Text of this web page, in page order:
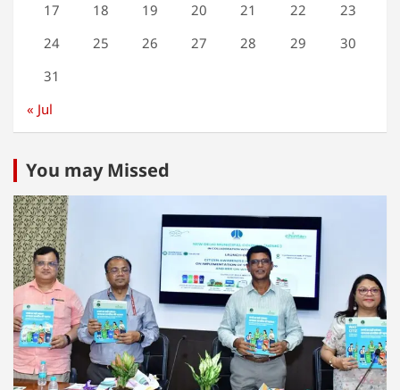
17
18 19 20 21 22
23
24
25 26 27 28 29
30
31
« Jul
You may Missed